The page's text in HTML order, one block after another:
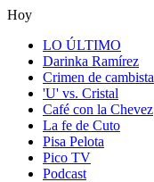
Hoy
LO ÚLTIMO
Darinka Ramírez
Crimen de cambista
'U' vs. Cristal
Café con la Chevez
La fe de Cuto
Pisa Pelota
Pico TV
Podcast